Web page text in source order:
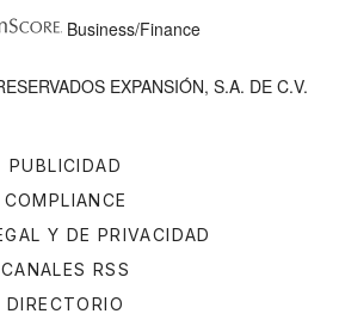
PUBLICIDAD
COMPLIANCE
Y DE PRIVACIDAD
CANALES RSS
DIRECTORIO
Business/Finance
EXPANSIÓN, S.A. DE C.V.